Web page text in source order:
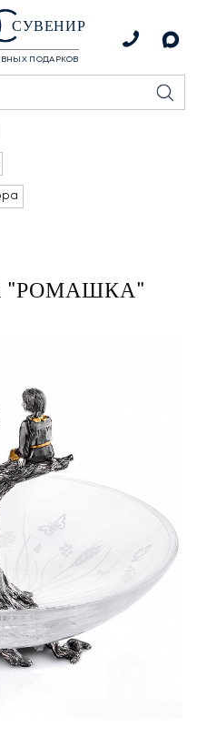
СУВЕНИР
ПОДАРКОВ
"РОМАШКА"